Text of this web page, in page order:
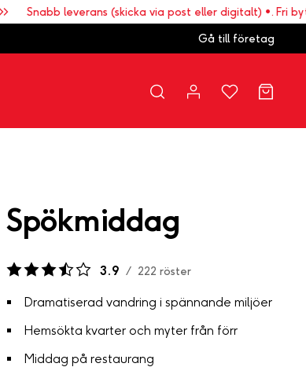
Snabb leverans (skicka via post eller digitalt) •. Fri
Gå till företag
Spökmiddag
3.9 / 222 röster
Dramatiserad vandring i spännande miljöer
Hemsökta kvarter och myter från förr
Middag på restaurang